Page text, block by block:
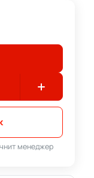
менеджер